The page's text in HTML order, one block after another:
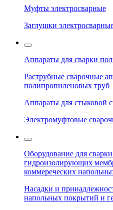
Муфты электросварные
Заглушки
Аппараты для сварки
Раструбные сварочные
полипропиленовых труб
Аппараты для стыковой
Электромуфтовые
Оборудование для
гидроизолирующих
коммереческих
Насадки и
напольных покрытий и